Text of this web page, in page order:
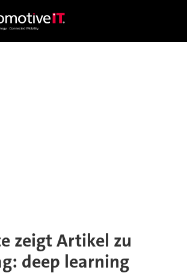
zeigt Artikel zu
deep learning